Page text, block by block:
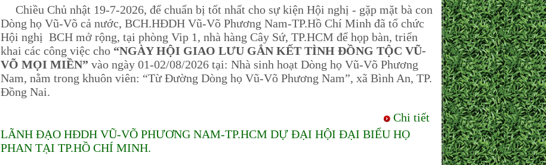
Chiều Chủ nhật 19-7-2026, để chuẩn bị tốt nhất cho sự kiện Hội nghị - gặp mặt bà con
Dòng họ Vũ-Võ cả nước, BCH.HĐDH Vũ-Võ Phương Nam-TP.Hồ Chí Minh đã tổ chức
Hội nghị BCH mở rộng, tại phòng Vip 1, nhà hàng Cây Sứ, TP.HCM để họp bàn, triển
khai các công việc cho “NGÀY HỘI GIAO LƯU GẮN KẾT TÌNH ĐỒNG TỘC VŨ-
VÕ MỌI MIỀN” vào ngày 01-02/08/2026 tại: Nhà sinh hoạt Dòng họ Vũ-Võ Phương
Nam, nằm trong khuôn viên: “Từ Đường Dòng họ Vũ-Võ Phương Nam”, xã Bình An, TP.
Đồng Nai.
Chi tiết
LÃNH ĐẠO HĐDH VŨ-VÕ PHƯƠNG NAM-TP.HCM DỰ ĐẠI HỘI ĐẠI BIỂU HỌ
PHAN TẠI TP.HỒ CHÍ MINH.